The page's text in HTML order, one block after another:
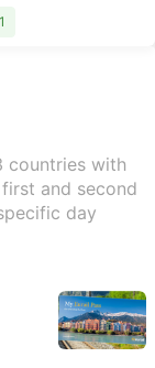
countries with
and second
day